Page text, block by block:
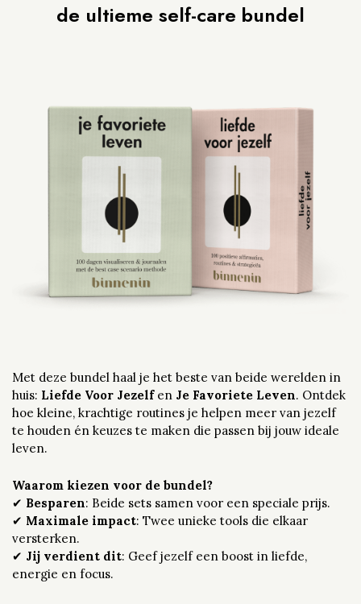
de ultieme self-care bundel
Met deze bundel haal je het beste van beide werelden in
huis: Liefde Voor Jezelf en Je Favoriete Leven. Ontdek
hoe kleine, krachtige routines je helpen meer van jezelf
te houden én keuzes te maken die passen bij jouw ideale
leven.
Waarom kiezen voor de bundel?
✔ Besparen: Beide sets samen voor een speciale prijs.
✔ Maximale impact: Twee unieke tools die elkaar
versterken.
✔ Jij verdient dit: Geef jezelf een boost in liefde,
energie en focus.